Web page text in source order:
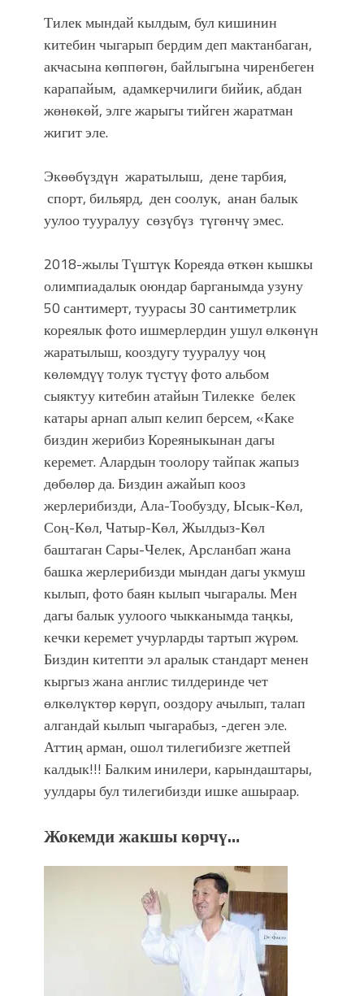
Тилек мындай кылдым, бул кишинин
китебин чыгарып бердим деп мактанбаган,
акчасына көппөгөн, байлыгына чиренбеген
карапайым, адамкерчилиги бийик, абдан
жөнөкөй, элге жарыгы тийген жаратман
жигит эле.
Экөөбүздүн жаратылыш, дене тарбия,
спорт, бильярд, ден соолук, анан балык
уулоо тууралуу сөзүбүз түгөнчү эмес.
2018-жылы Түштүк Кореяда өткөн кышкы
олимпиадалык оюндар барганымда узуну
50 сантимерт, туурасы 30 сантиметрлик
кореялык фото ишмерлердин ушул өлкөнүн
жаратылыш, кооздугу тууралуу чоң
көлөмдүү толук түстүү фото альбом
сыяктуу китебин атайын Тилекке белек
катары арнап алып келип берсем, «Каке
биздин жерибиз Кореяныкынан дагы
керемет. Алардын тоолору тайпак жапыз
дөбөлөр да. Биздин ажайып кооз
жерлерибизди, Ала-Тообузду, Ысык-Көл,
Соң-Көл, Чатыр-Көл, Жылдыз-Көл
баштаган Сары-Челек, Арсланбап жана
башка жерлерибизди мындан дагы укмуш
кылып, фото баян кылып чыгаралы. Мен
дагы балык уулоого чыкканымда таңкы,
кечки керемет учурларды тартып жүрөм.
Биздин китепти эл аралык стандарт менен
кыргыз жана англис тилдеринде чет
өлкөлүктөр көрүп, ооздору ачылып, талап
алгандай кылып чыгарабыз, -деген эле.
Аттиң арман, ошол тилегибизге жетпей
калдык!!! Балким инилери, карындаштары,
уулдары бул тилегибизди ишке ашыраар.
Жокемди жакшы көрчү…